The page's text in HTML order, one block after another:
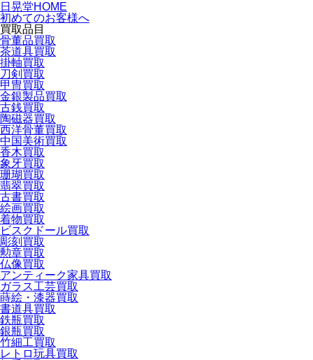
日晃堂HOME
初めてのお客様へ
買取品目
骨董品買取
茶道具買取
掛軸買取
刀剣買取
甲冑買取
金銀製品買取
古銭買取
陶磁器買取
西洋骨董買取
中国美術買取
香木買取
象牙買取
珊瑚買取
翡翠買取
古書買取
絵画買取
着物買取
ビスクドール買取
彫刻買取
勲章買取
仏像買取
アンティーク家具買取
ガラス工芸買取
蒔絵・漆器買取
書道具買取
鉄瓶買取
銀瓶買取
竹細工買取
レトロ玩具買取